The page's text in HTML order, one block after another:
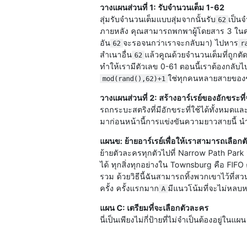
Pickup a passenger going to Joyless
Go to Writer's Depot: north 1st
Pickup a passenger going to Chop
Go to Joyless Park: north 3rd
Go to Chop Suey: west 1st right
[b]
Pickup a passenger going to Narrow
Go to The Underground: east 1st
Switch to plan "c" if no one is
Pickup a passenger going to The
Go to Chop Suey: north 3rd right
Switch to plan "b".
[c]
Go to Joyless Park: north 1st right.
Pickup a passenger going to The
Go to Narrow Path Park: west 1st
Pickup a passenger going to KonKat's.
Go to KonKat's: east 1st right.
วางแผนส่วนที่ 1: รับจำนวนเต็ม 1-62
สุ่มรับจำนวนเต็มแบบสุ่มจากนั้นรับ 62 เป็น
ภายหลัง คุณสามารถพกพาผู้โดยสาร 3 ในค
อัน 62 จะรอจนกว่าเราจะกลับมา) ไปหาร
สำเนาอื่น 62 แล้วคูณด้วยจำนวนเต็มที่ถูกตั
ทำให้เรามีตัวเลข 0-61 ตอนนี้เราต้องกลับ
mod(rand(),62)+1 ใช่ทุกคนหลายสายของ
วางแผนส่วนที่ 2: สร้างอาร์เรย์ของอักขระที่
รถกระบะสตริงที่มีอักขระที่ใช้ได้ทั้งหมดแ
มาก่อนหน้านี้การแข่งขันความยาวสายนี้ น
แผนข: ย้ายอาร์เรย์เพื่อให้เราสามารถเลือ
ย้ายตัวละครทุกตัวไปที่ Narrow Path
ได้ ทุกสิ่งทุกอย่างใน Townsburg คือ
รวม ด้วยวิธีนี้ฉันสามารถทิ้งพวกเขาไว้ที่ส
ครั้ง ครั้งแรกมาก A มีแนวโน้มที่จะไม่หลบ
แผน C: เตรียมที่จะเลือกตัวละคร
นี่เป็นเพียงไม่กี่ป้ายที่ไม่จำเป็นต้องอยู่ในแ